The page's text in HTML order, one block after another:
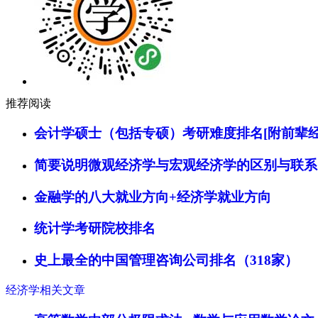
推荐阅读
会计学硕士（包括专硕）考研难度排名[附前辈
简要说明微观经济学与宏观经济学的区别与联系
金融学的八大就业方向+经济学就业方向
统计学考研院校排名
史上最全的中国管理咨询公司排名（318家）
经济学相关文章